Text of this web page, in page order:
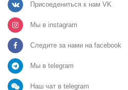
Присоедениться к нам VK
Мы в instagram
Следите за нами на facebook
Мы в telegram
Наш чат в telegram